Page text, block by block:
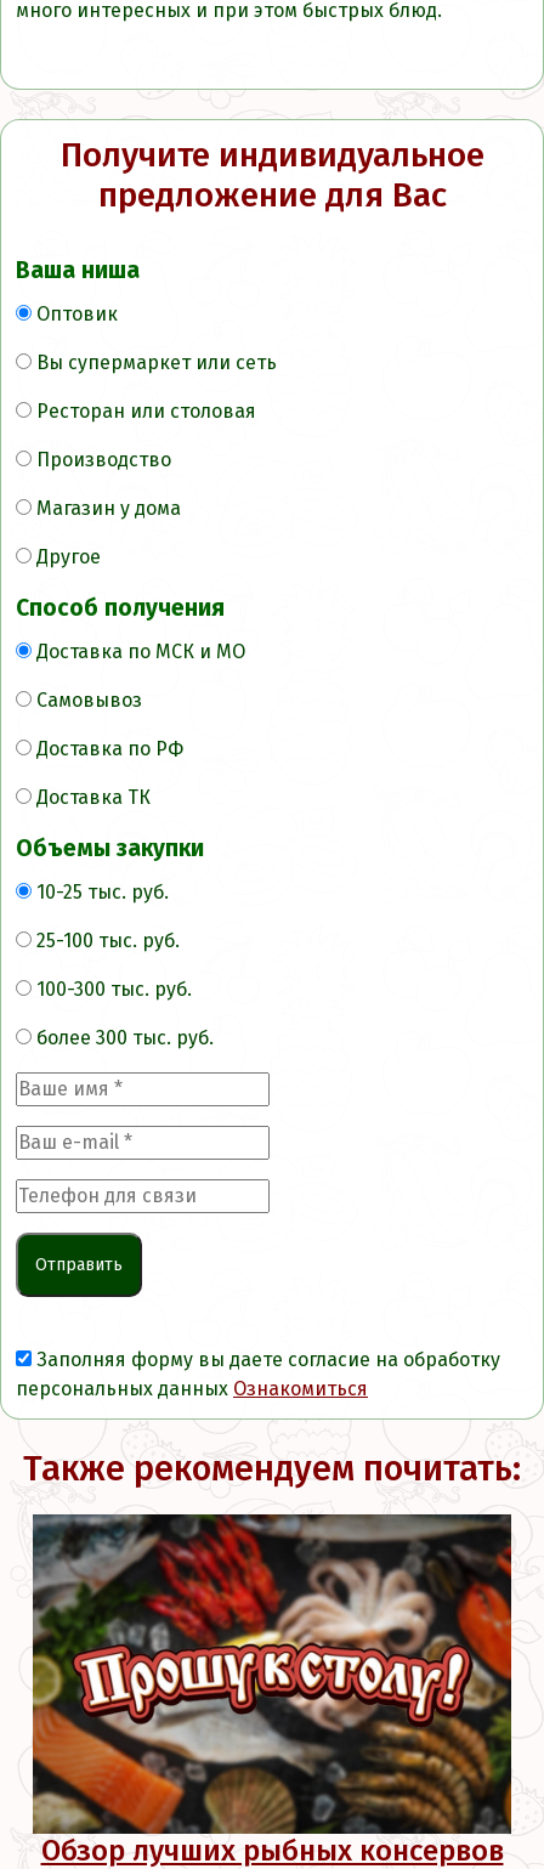
много интересных и при этом быстрых блюд.
Получите индивидуальное
предложение для Вас
Ваша ниша
Оптовик
Вы супермаркет или сеть
Ресторан или столовая
Производство
Магазин у дома
Другое
Способ получения
Доставка по МСК и МО
Самовывоз
Доставка по РФ
Доставка ТК
Объемы закупки
10-25 тыс. руб.
25-100 тыс. руб.
100-300 тыс. руб.
более 300 тыс. руб.
Заполняя форму вы даете согласие на обработку
персональных данных Ознакомиться
Также рекомендуем почитать:
Обзор лучших рыбных консервов